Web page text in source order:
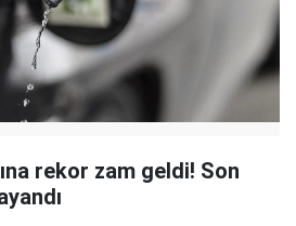
rekor zam geldi! Son